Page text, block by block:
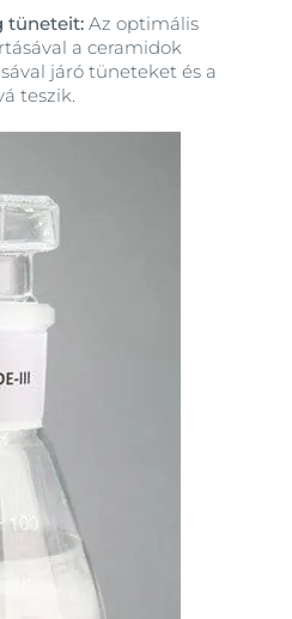
tüneteit: Az optimális
a ceramidok
járó tüneteket és a
teszik.